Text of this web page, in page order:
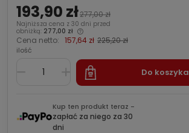
193,90 zł277,00 zł
Najniższa cena z 30 dni przed
obniżką: 277,00 zł
Cena netto: 157,64 zł 225,20 zł
ilość
Do koszyka
Kup ten produkt teraz -
zapłać za niego za 30
dni